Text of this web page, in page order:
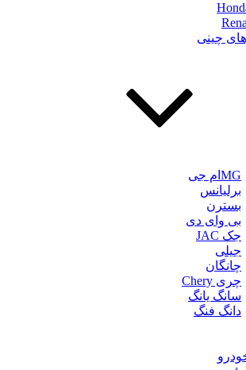
چینی
MGام جی
برلیانس
بسترن
بی وای دی
جک JAC
جیلی
چانگان
چری Chery
سانگ یانگ
دانگ فنگ